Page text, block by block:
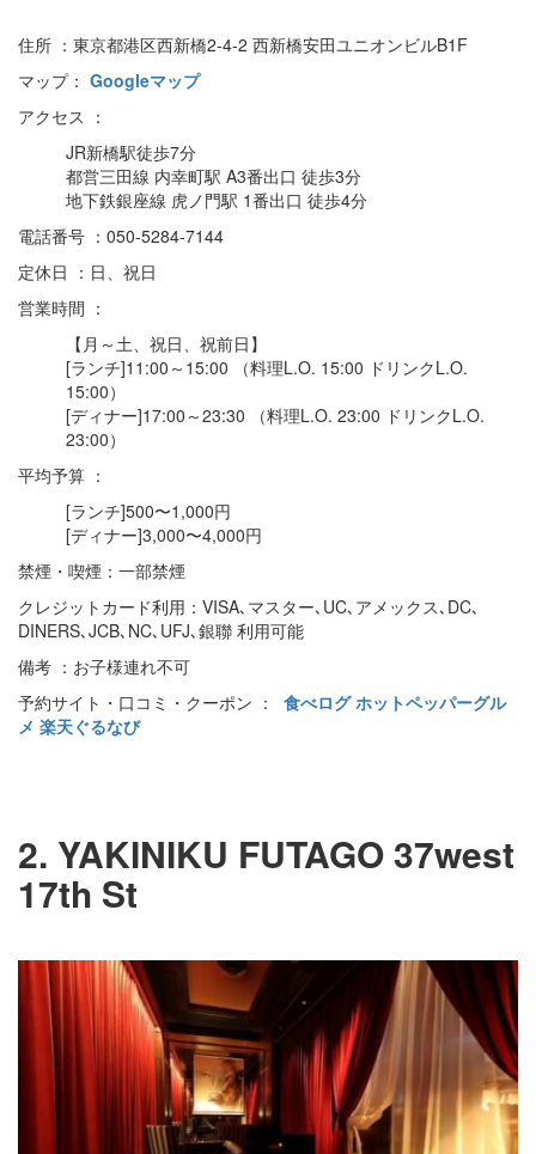
住所 ：東京都港区西新橋2-4-2 西新橋安田ユニオンビルB1F
マップ： Googleマップ
アクセス ：
JR新橋駅徒歩7分
都営三田線 内幸町駅 A3番出口 徒歩3分
地下鉄銀座線 虎ノ門駅 1番出口 徒歩4分
電話番号 ：050-5284-7144
定休日 ：日、祝日
営業時間 ：
【月～土、祝日、祝前日】
[ランチ]11:00～15:00 （料理L.O. 15:00 ドリンクL.O.
15:00）
[ディナー]17:00～23:30 （料理L.O. 23:00 ドリンクL.O.
23:00）
平均予算 ：
[ランチ]500〜1,000円
[ディナー]3,000〜4,000円
禁煙・喫煙：一部禁煙
クレジットカード利用：VISA､マスター､UC､アメックス､DC､
DINERS､JCB､NC､UFJ､銀聯 利用可能
備考 ：お子様連れ不可
予約サイト・口コミ・クーポン ： 食べログホットペッパーグル
メ 楽天ぐるなび
2. YAKINIKU FUTAGO 37west
17th St